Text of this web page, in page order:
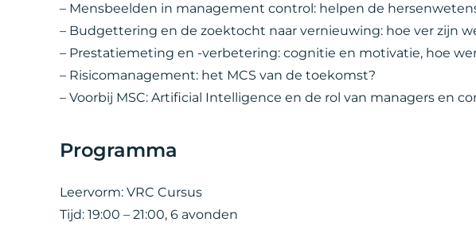
– Mensbeelden in management control: helpen de
– Budgettering en de zoektocht naar vernieuwing: hoe ver zijn
– Prestatiemeting en -verbetering: cognitie en motivatie, hoe
– Risicomanagement: het MCS van de toekomst?
– Voorbij MSC: Artificial Intelligence en de rol van managers en
Programma
Leervorm: VRC Cursus
Tijd: 19:00 – 21:00, 6 avonden